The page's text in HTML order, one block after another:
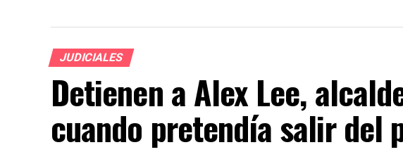
JUDICIALES
Detienen a Alex Lee,
cuando pretendía salir del